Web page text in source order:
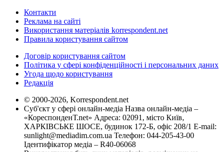
Контакти
Реклама на сайті
Використання матеріалів korrespondent.net
Правила користування сайтом
Договір користування сайтом
Політика у сфері конфіденційності і персональних даних
Угода щодо користування
Редакція
© 2000-2026, Korrespondent.net
Суб'єкт у сфері онлайн-медіа Назва онлайн-медіа –
«КореспонденТ.net» Адреса: 02091, місто Київ,
ХАРКІВСЬКЕ ШОСЕ, будинок 172-Б, офіс 208/1 E-mail:
sunlight@mediadim.com.ua Телефон: 044-205-43-00
Ідентифікатор медіа – R40-06068